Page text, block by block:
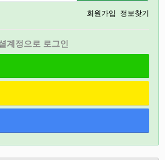
회원가입 정보찾기
계정으로 로그인